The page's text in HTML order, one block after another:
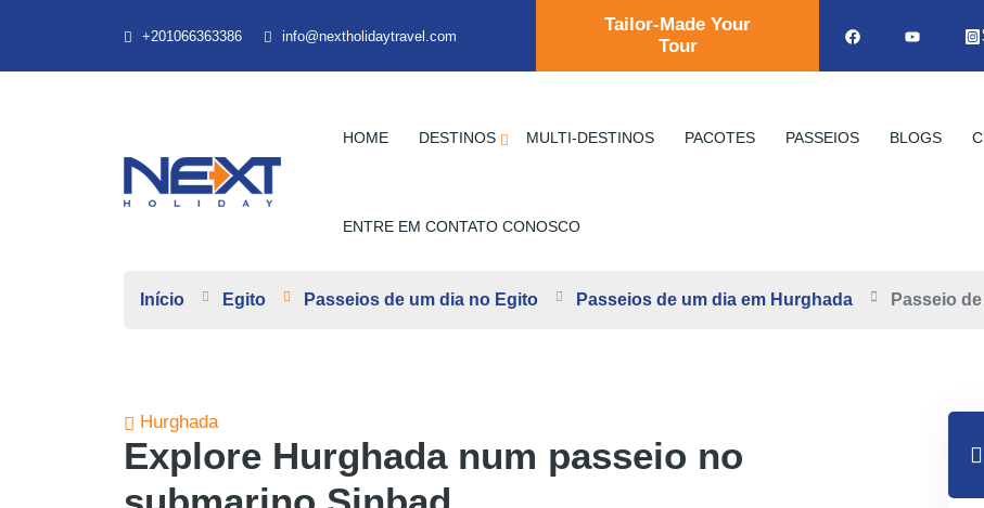
+201066363386 info@nextholidaytravel.com
Tailor-Made Your
Tour
HOME DESTINOS MULTI-DESTINOS PACOTES PASSEIOS BLOGS
ENTRE EM CONTATO CONOSCO
Início Egito Passeios de um dia no Egito Passeios de um dia em Hurghada Passeio
Hurghada
Explore Hurghada num passeio no